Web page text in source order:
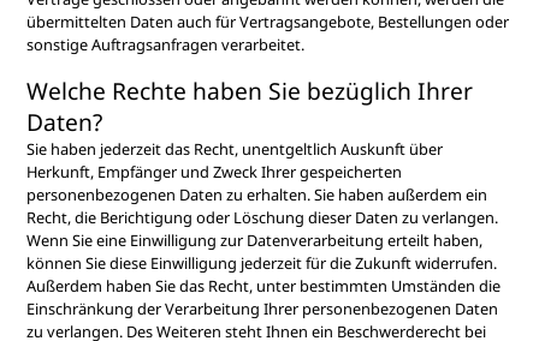
übermittelten Daten auch für Vertragsangebote, Bestellungen oder
sonstige Auftragsanfragen verarbeitet.
Welche Rechte haben Sie bezüglich Ihrer
Daten?
Sie haben jederzeit das Recht, unentgeltlich Auskunft über
Herkunft, Empfänger und Zweck Ihrer gespeicherten
personenbezogenen Daten zu erhalten. Sie haben außerdem ein
Recht, die Berichtigung oder Löschung dieser Daten zu verlangen.
Wenn Sie eine Einwilligung zur Datenverarbeitung erteilt haben,
können Sie diese Einwilligung jederzeit für die Zukunft widerrufen.
Außerdem haben Sie das Recht, unter bestimmten Umständen die
Einschränkung der Verarbeitung Ihrer personenbezogenen Daten
zu verlangen. Des Weiteren steht Ihnen ein Beschwerderecht bei